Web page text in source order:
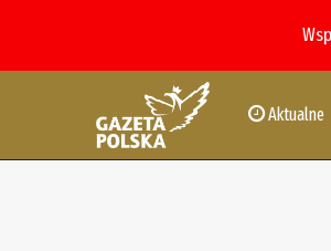
Aktualne